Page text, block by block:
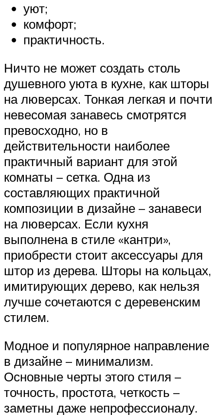
уют;
комфорт;
практичность.
Ничто не может создать столь
душевного уюта в кухне, как шторы
на люверсах. Тонкая легкая и почти
невесомая занавесь смотрятся
превосходно, но в
действительности наиболее
практичный вариант для этой
комнаты – сетка. Одна из
составляющих практичной
композиции в дизайне – занавеси
на люверсах. Если кухня
выполнена в стиле «кантри»,
приобрести стоит аксессуары для
штор из дерева. Шторы на кольцах,
имитирующих дерево, как нельзя
лучше сочетаются с деревенским
стилем.
Модное и популярное направление
в дизайне – минимализм.
Основные черты этого стиля –
точность, простота, четкость –
заметны даже непрофессионалу.